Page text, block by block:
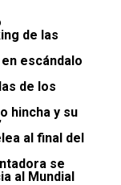
de las
escándalo
de los
hincha y su
al final del
se
al Mundial